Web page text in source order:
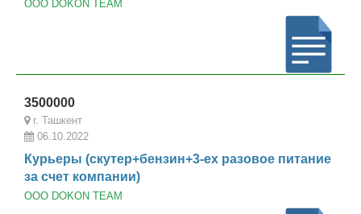
OOO DOKON TEAM
3500000
г. Ташкент
06.10.2022
Курьеры (скутер+бензин+3-ех разовое питание
за счет компании)
OOO DOKON TEAM